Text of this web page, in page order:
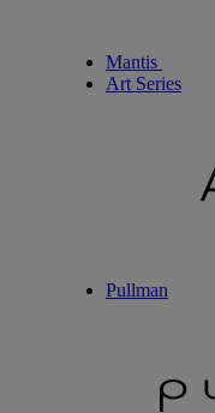
Mantis
Art Series
Pullman